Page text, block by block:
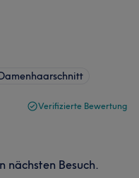
Verifizierte Bewertung
nächsten Besuch.